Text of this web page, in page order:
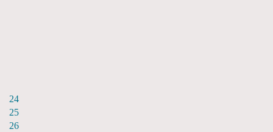
24
25
26